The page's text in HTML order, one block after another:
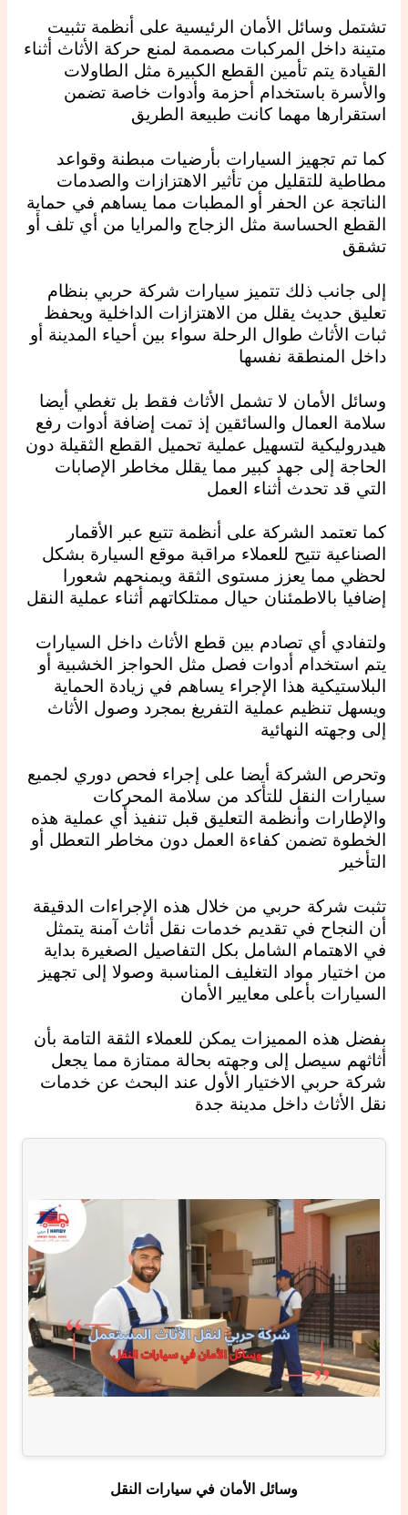
تشتمل وسائل الأمان الرئيسية على أنظمة تثبيت
متينة داخل المركبات مصممة لمنع حركة الأثاث أثناء
القيادة يتم تأمين القطع الكبيرة مثل الطاولات
والأسرة باستخدام أحزمة وأدوات خاصة تضمن
استقرارها مهما كانت طبيعة الطريق
كما تم تجهيز السيارات بأرضيات مبطنة وقواعد
مطاطية للتقليل من تأثير الاهتزازات والصدمات
الناتجة عن الحفر أو المطبات مما يساهم في حماية
القطع الحساسة مثل الزجاج والمرايا من أي تلف أو
تشقق
إلى جانب ذلك تتميز سيارات شركة حربي بنظام
تعليق حديث يقلل من الاهتزازات الداخلية ويحفظ
ثبات الأثاث طوال الرحلة سواء بين أحياء المدينة أو
داخل المنطقة نفسها
وسائل الأمان لا تشمل الأثاث فقط بل تغطي أيضا
سلامة العمال والسائقين إذ تمت إضافة أدوات رفع
هيدروليكية لتسهيل عملية تحميل القطع الثقيلة دون
الحاجة إلى جهد كبير مما يقلل مخاطر الإصابات
التي قد تحدث أثناء العمل
كما تعتمد الشركة على أنظمة تتبع عبر الأقمار
الصناعية تتيح للعملاء مراقبة موقع السيارة بشكل
لحظي مما يعزز مستوى الثقة ويمنحهم شعورا
إضافيا بالاطمئنان حيال ممتلكاتهم أثناء عملية النقل
ولتفادي أي تصادم بين قطع الأثاث داخل السيارات
يتم استخدام أدوات فصل مثل الحواجز الخشبية أو
البلاستيكية هذا الإجراء يساهم في زيادة الحماية
ويسهل تنظيم عملية التفريغ بمجرد وصول الأثاث
إلى وجهته النهائية
وتحرص الشركة أيضا على إجراء فحص دوري لجميع
سيارات النقل للتأكد من سلامة المحركات
والإطارات وأنظمة التعليق قبل تنفيذ أي عملية هذه
الخطوة تضمن كفاءة العمل دون مخاطر التعطل أو
التأخير
تثبت شركة حربي من خلال هذه الإجراءات الدقيقة
أن النجاح في تقديم خدمات نقل أثاث آمنة يتمثل
في الاهتمام الشامل بكل التفاصيل الصغيرة بداية
من اختيار مواد التغليف المناسبة وصولا إلى تجهيز
السيارات بأعلى معايير الأمان
بفضل هذه المميزات يمكن للعملاء الثقة التامة بأن
أثاثهم سيصل إلى وجهته بحالة ممتازة مما يجعل
شركة حربي الاختيار الأول عند البحث عن خدمات
نقل الأثاث داخل مدينة جدة
وسائل الأمان في سيارات النقل